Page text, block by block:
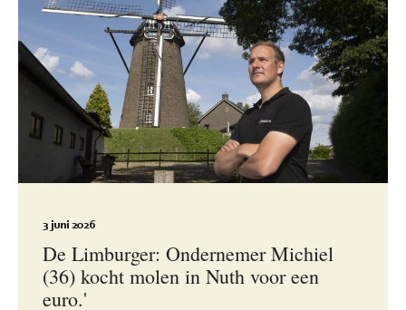
3 juni 2026
De Limburger: Ondernemer Michiel
(36) kocht molen in Nuth voor een
euro.'